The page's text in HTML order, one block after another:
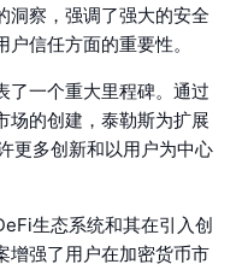
洞察，强调了强大的安全
信任方面的重要性。
了一个重大里程碑。通过
场的创建，泰勒斯为扩展
更多创新和以用户为中心
生态系统和其在引入创
增强了用户在加密货币市